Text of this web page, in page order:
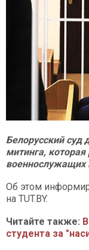
Белорусский суд
митинга,
военнослужащих
Об этом
на TUT.BY.
Читайте также:
студента за